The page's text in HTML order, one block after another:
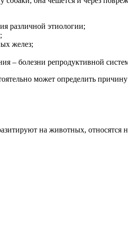
различной этиологии;
желез;
– болезни репродуктивной
может определить
на животных, относятся